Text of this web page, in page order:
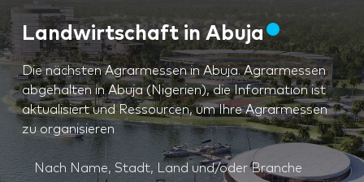
Landwirtschaft in Abuja
Die nächsten Agrarmessen in Abuja. Agrarmessen
abgehalten in Abuja (Nigerien), die Information ist
aktualisiert und Ressourcen, um Ihre Agrarmessen
zu organisieren
Nach Name, Stadt, Land und/oder Branche